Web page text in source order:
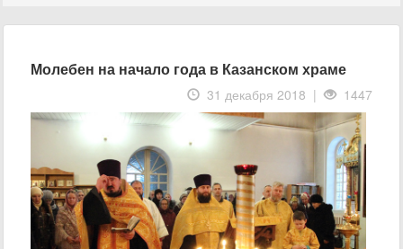
Молебен на начало года в Казанском храме
31 декабря 2018 | 1447